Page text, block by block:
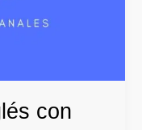
con